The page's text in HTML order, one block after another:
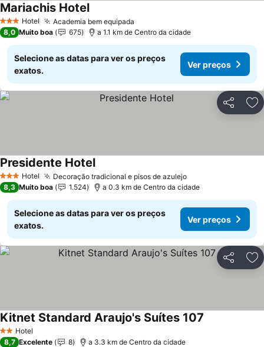
3 EstrelasHotel Academia bem equipada
Mariachis HotelVer preços
8,0 Muito boa 675 a 1.1 km de Centro da cidade
Selecione as datas para ver os preços
exatos.
Ver preços
Partilhar
3 EstrelasHotel Decoração tradicional e pisos de azulejoVer preços
Presidente HotelVer preços
8,3 Muito boa 1.524 a 0.3 km de Centro da cidade
Selecione as datas para ver os preços
exatos.
Ver preços
Partilhar
2 Estrelas
Hotel
Kitnet Standard Araujo's Suítes 107
8,7 Excelente 8 a 3.3 km de Centro da cidade